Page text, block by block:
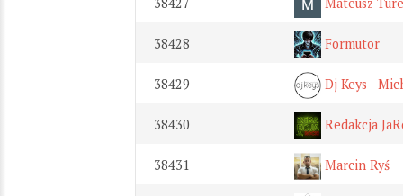
38428 Formutor
38429 Dj Keys -
38430 Redakcja
38431 Marcin Ryś